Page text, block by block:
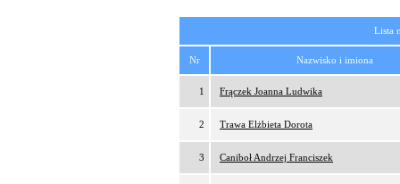
Lista
Nr Nazwisko i imiona
1 Frączek Joanna Ludwika
2 Trawa Elżbieta Dorota
3 Caniboł Andrzej Franciszek